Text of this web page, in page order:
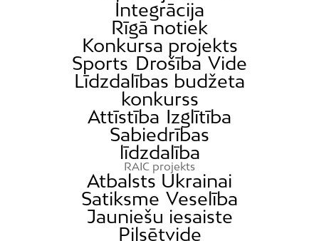
Integrācija
Rīgā notiek
Konkursa projekts
Sports Drošība Vide
Līdzdalības budžeta
konkurss
Attīstība Izglītība
Sabiedrības
līdzdalība
RAIC projekts
Atbalsts Ukrainai
Satiksme Veselība
Jauniešu iesaiste
Pilsētvide